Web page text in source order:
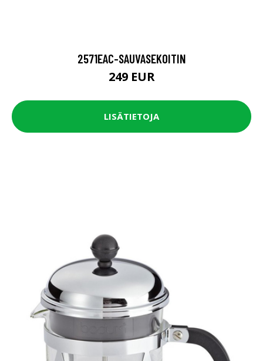
2571EAC-SAUVASEKOITIN
249 EUR
LISÄTIETOJA